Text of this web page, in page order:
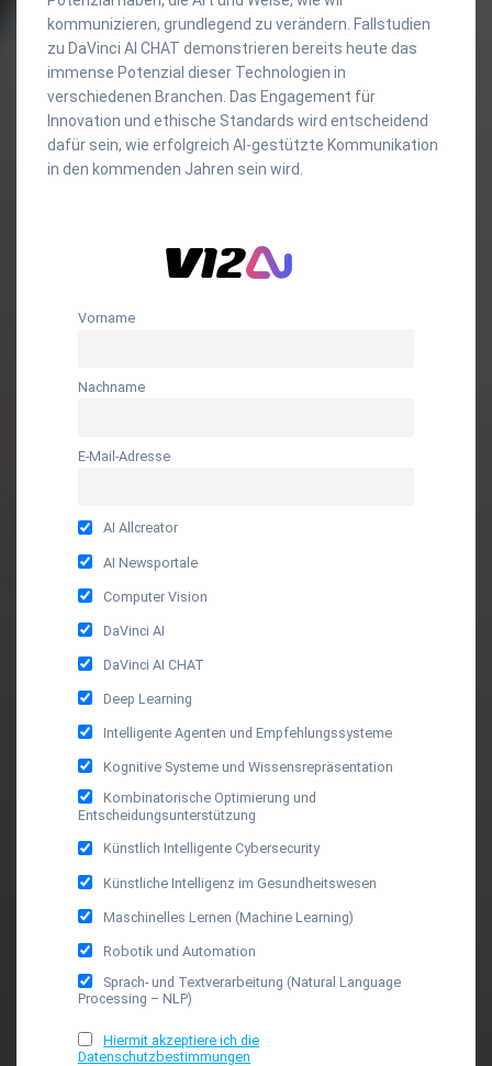
kommunizieren, grundlegend zu verändern. Fallstudien
zu DaVinci AI CHAT demonstrieren bereits heute das
immense Potenzial dieser Technologien in
verschiedenen Branchen. Das Engagement für
Innovation und ethische Standards wird entscheidend
dafür sein, wie erfolgreich AI-gestützte Kommunikation
in den kommenden Jahren sein wird.
Vorname
Nachname
E-Mail-Adresse
AI Allcreator
AI Newsportale
Computer Vision
DaVinci AI
DaVinci AI CHAT
Deep Learning
Intelligente Agenten und Empfehlungssysteme
Kognitive Systeme und Wissensrepräsentation
Kombinatorische Optimierung und
Entscheidungsunterstützung
Künstlich Intelligente Cybersecurity
Künstliche Intelligenz im Gesundheitswesen
Maschinelles Lernen (Machine Learning)
Robotik und Automation
Sprach- und Textverarbeitung (Natural Language
Processing – NLP)
Hiermit akzeptiere ich die
Datenschutzbestimmungen